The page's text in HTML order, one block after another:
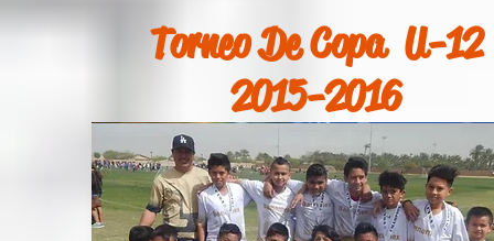
Torneo De Copa U-12
2015-2016